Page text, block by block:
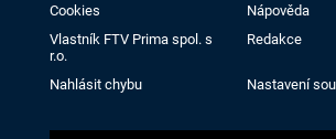
Cookies
Nápověda
Vlastník FTV Prima spol. s
r.o.
Redakce
Nahlásit chybu Nastavení